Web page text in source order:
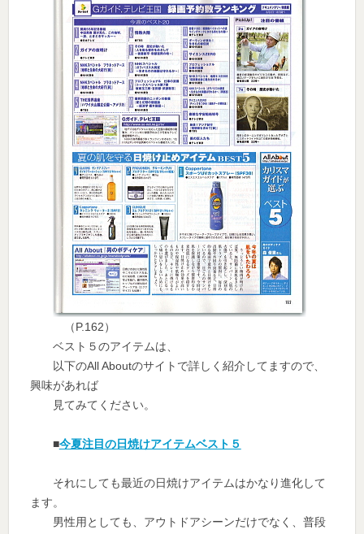
（P.162）
ベスト５のアイテムは、
以下のAll Aboutのサイトで詳しく紹介してますので、
興味があれば
見てみてください。
■今夏注目の日焼けアイテムベスト５
それにしても最近の日焼けアイテムはかなり進化して
ます。
男性用としても、アウトドアシーンだけでなく、普段